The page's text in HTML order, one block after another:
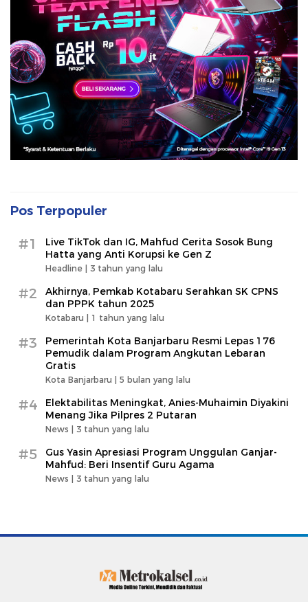
Pos Terpopuler
#1
Live TikTok dan IG, Mahfud Cerita Sosok Bung
Hatta yang Anti Korupsi ke Gen Z
Headline | 3 tahun yang lalu
#2
Akhirnya, Pemkab Kotabaru Serahkan SK CPNS
dan PPPK tahun 2025
Kotabaru | 1 tahun yang lalu
#3
Pemerintah Kota Banjarbaru Resmi Lepas 176
Pemudik dalam Program Angkutan Lebaran
Gratis
Kota Banjarbaru | 5 bulan yang lalu
#4
Elektabilitas Meningkat, Anies-Muhaimin Diyakini
Menang Jika Pilpres 2 Putaran
News | 3 tahun yang lalu
#5
Gus Yasin Apresiasi Program Unggulan Ganjar-
Mahfud: Beri Insentif Guru Agama
News | 3 tahun yang lalu